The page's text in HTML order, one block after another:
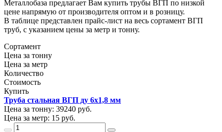
Металлобаза предлагает Вам купить трубы ВГП по низкой
цене напрямую от производителя оптом и в розницу.
В таблице представлен прайс-лист на весь сортамент ВГП
труб, с указанием цены за метр и тонну.
Сортамент
Цена за тонну
Цена за метр
Количество
Стоимость
Купить
Труба стальная ВГП ду 6х1,8 мм
Цена за тонну: 39240 руб.
Цена за метр: 15 руб.